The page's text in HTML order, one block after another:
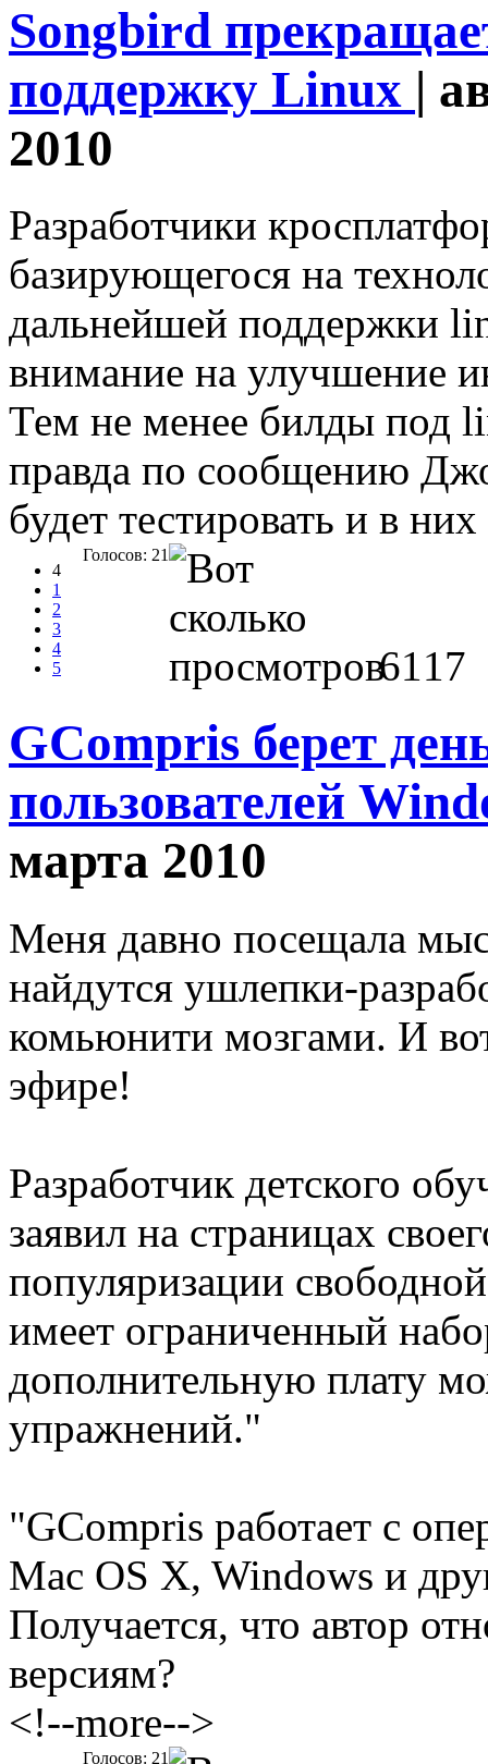
Songbird
поддержку Linux |
2010
Разработчики
базирующегося на
дальнейшей поддержки
внимание на улучшение
Тем не менее билды под
правда по сообщению
будет тестировать и в
4
1
2
3
4
5
Голосов: 21
6117
GCompris берет
пользователей
марта 2010
Меня давно посещала
найдутся ушлепки-
комьюнити мозгами. И
эфире!
Разработчик детского
заявил на страницах
популяризации
имеет ограниченный
дополнительную плату
упражнений."
"GCompris работает с
Mac OS X, Windows и
Получается, что автор
версиям?
<!--more-->
Голосов: 21